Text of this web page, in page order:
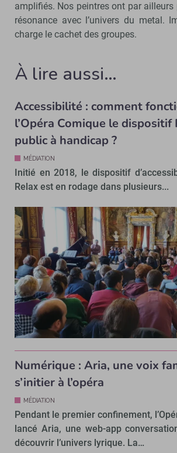
amplifiés. Nos peintres ont par ailleurs
résonance avec l’univers du metal.
charge le cachet des groupes.
À lire aussi…
Accessibilité : comment
l’Opéra Comique le dispositif
public à handicap ?
MÉDIATION
Initié en 2018, le dispositif
Relax est en rodage dans plusieurs...
Numérique : Aria, une voix
s’initier à l’opéra
MÉDIATION
Pendant le premier confinement,
lancé Aria, une web-app
découvrir l’univers lyrique. La…